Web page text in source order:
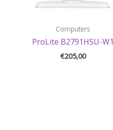
Computers
ProLite B2791HSU-W1
€205,00